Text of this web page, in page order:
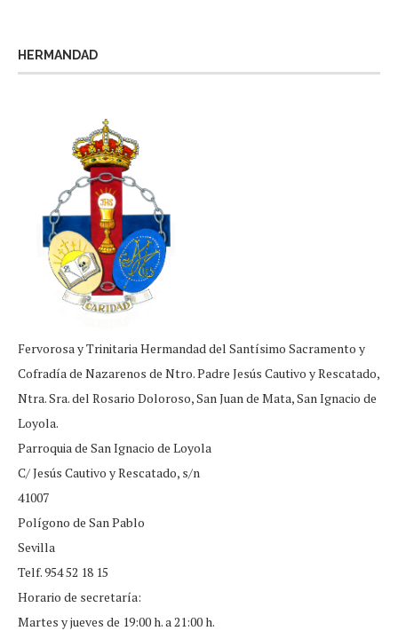
HERMANDAD
Fervorosa y Trinitaria Hermandad del Santísimo Sacramento y
Cofradía de Nazarenos de Ntro. Padre Jesús Cautivo y Rescatado,
Ntra. Sra. del Rosario Doloroso, San Juan de Mata, San Ignacio de
Loyola.
Parroquia de San Ignacio de Loyola
C/ Jesús Cautivo y Rescatado, s/n
41007
Polígono de San Pablo
Sevilla
Telf. 954 52 18 15
Horario de secretaría:
Martes y jueves de 19:00 h. a 21:00 h.